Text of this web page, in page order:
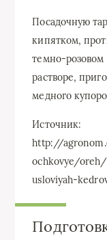
Посадочную
кипятком,
темно-розовом
растворе,
медного
Источник:
http://
ochkovye/
usloviyah-